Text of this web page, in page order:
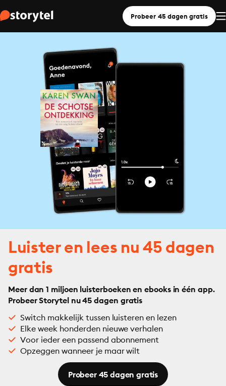
Probeer 45 dagen gratis
Luister en lees nu 45 dagen
gratis
Meer dan 1 miljoen luisterboeken en ebooks in één app.
Probeer Storytel nu 45 dagen gratis
Switch makkelijk tussen luisteren en lezen
Elke week honderden nieuwe verhalen
Voor ieder een passend abonnement
Opzeggen wanneer je maar wilt
Probeer 45 dagen gratis